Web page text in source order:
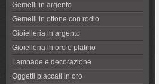
Gemelli in argento
Gemelli in ottone con rodio
Gioielleria in argento
Gioielleria in oro e platino
Lampade e decorazione
Oggetti placcati in oro